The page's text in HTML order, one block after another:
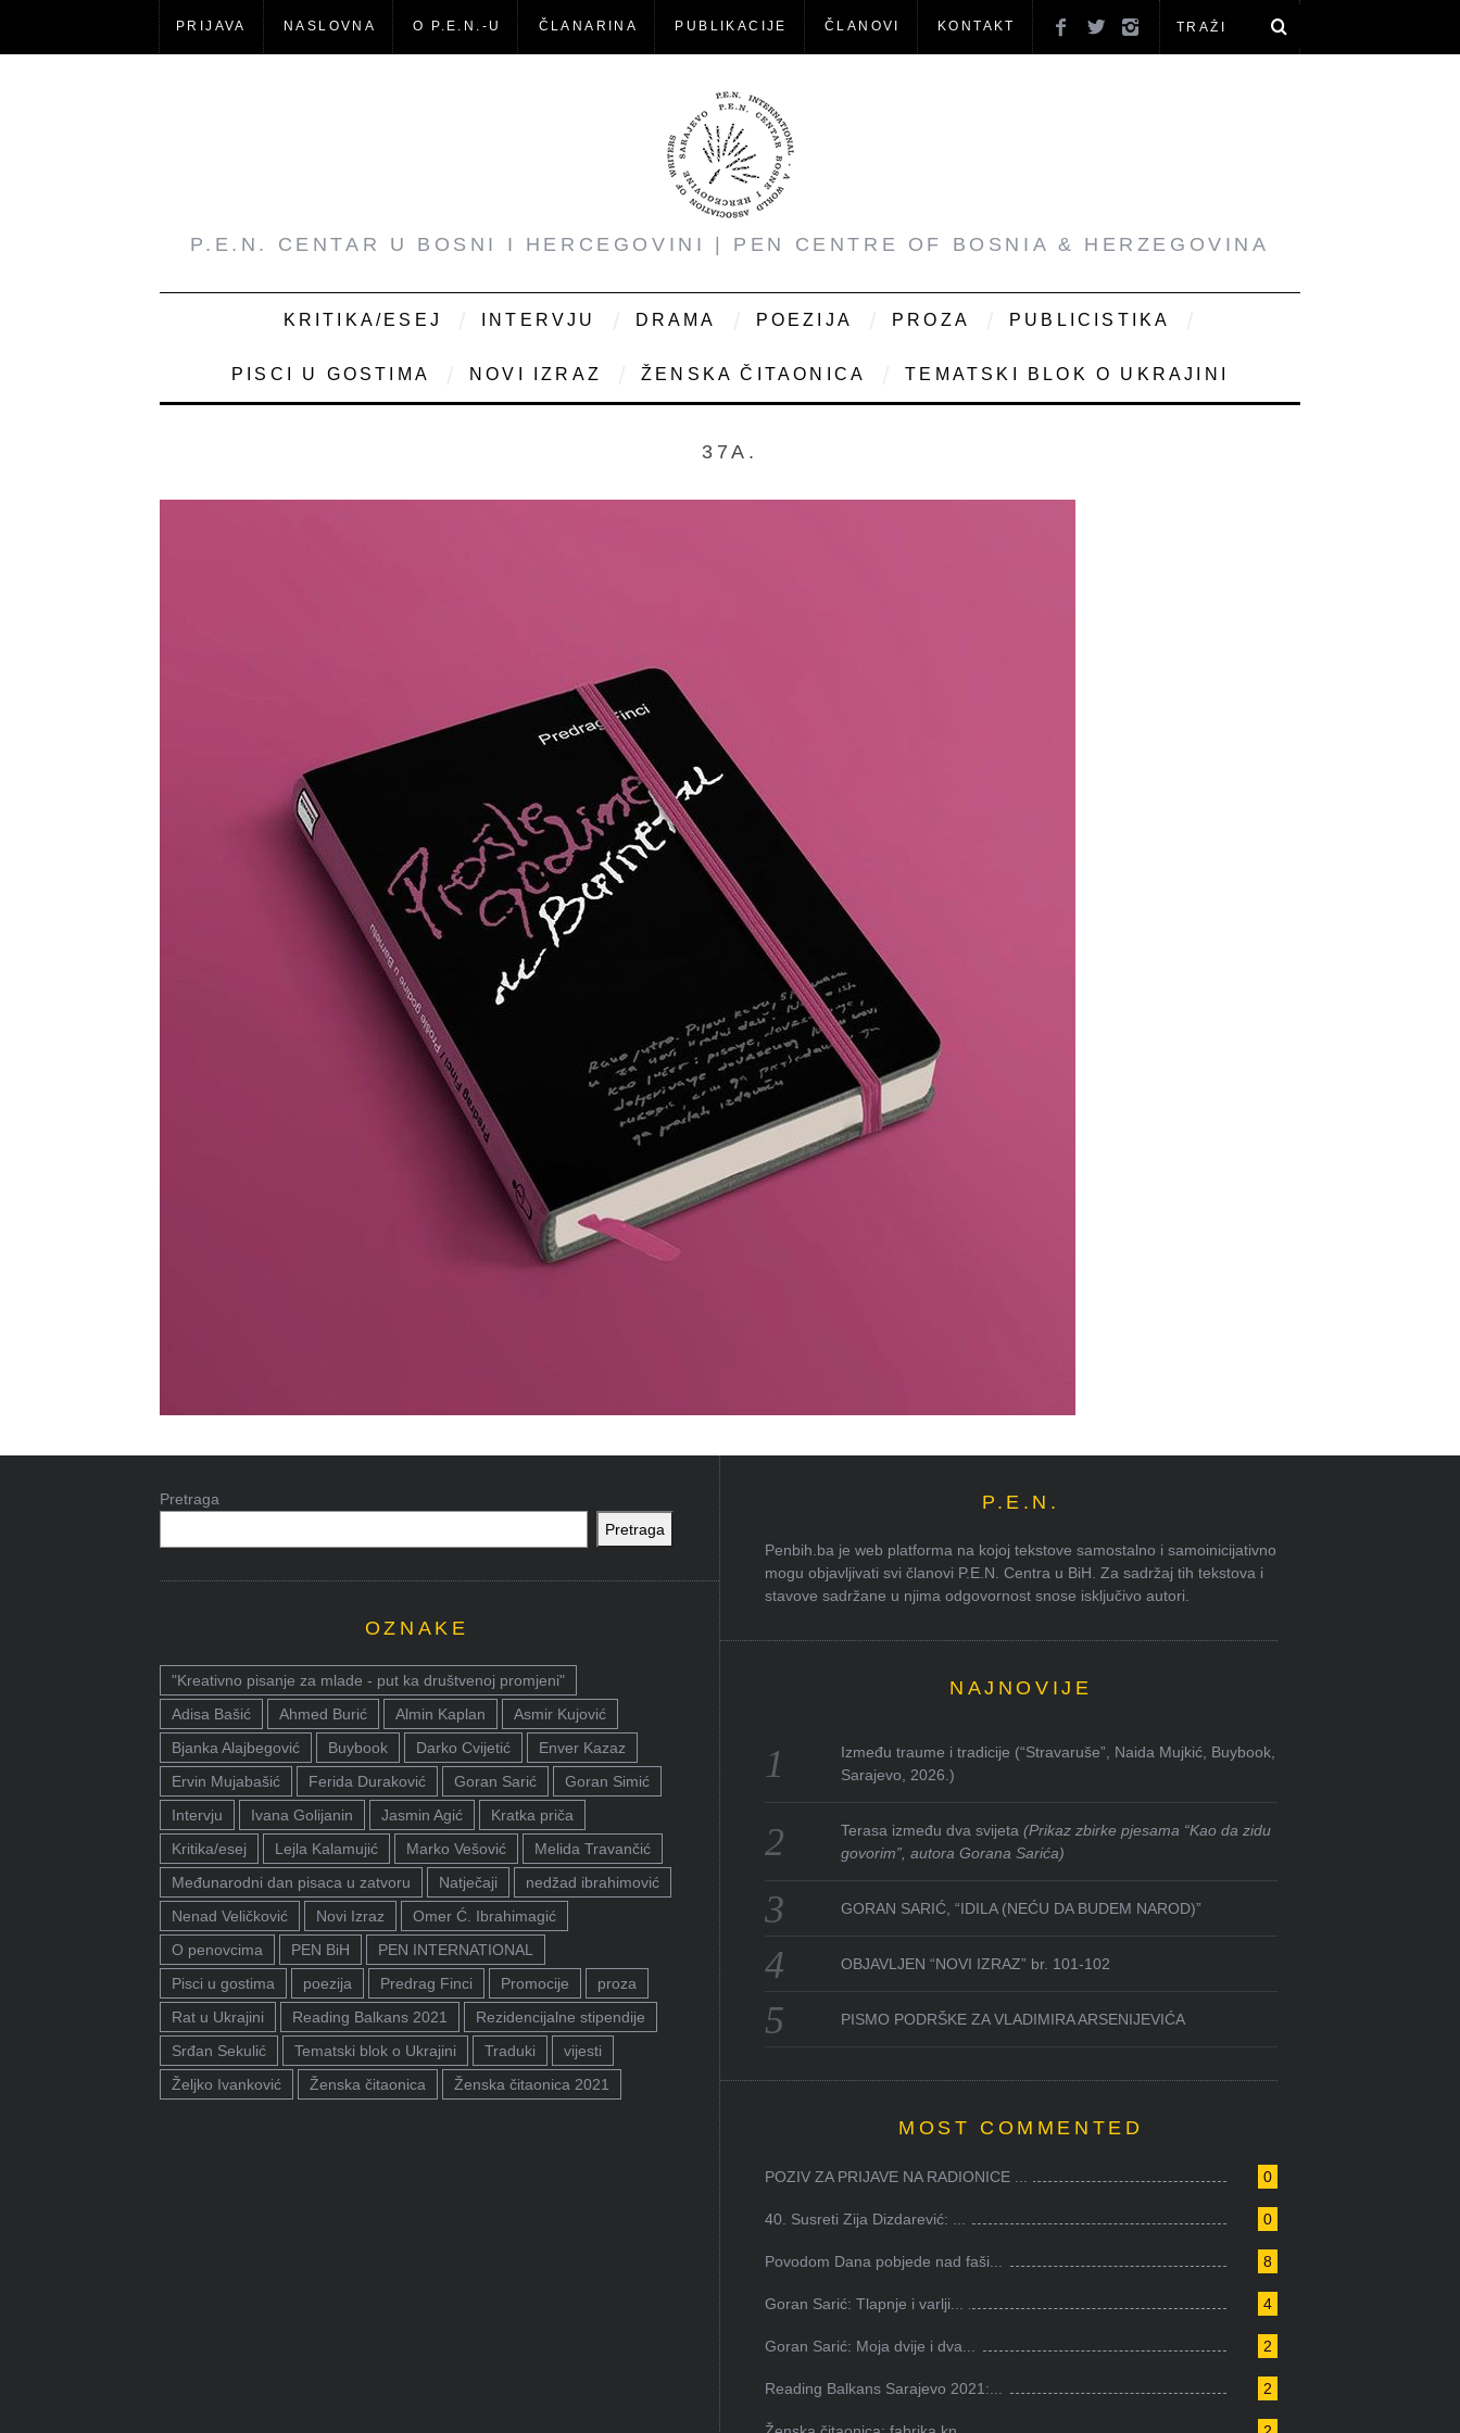
PRIJAVA NASLOVNA O P.E.N.-U ČLANARINA PUBLIKACIJE ČLANOVI KONTAKT
P.E.N. CENTAR U BOSNI I HERCEGOVINI | PEN CENTRE OF BOSNIA & HERZEGOVINA
KRITIKA/ESEJ INTERVJU DRAMA POEZIJA PROZA PUBLICISTIKA
PISCI U GOSTIMA NOVI IZRAZ ŽENSKA ČITAONICA TEMATSKI BLOK O UKRAJINI
37A.
Pretraga
Pretraga
OZNAKE
"Kreativno pisanje za mlade - put ka društvenoj promjeni"
Adisa Bašić
Ahmed Burić Almin Kaplan
Asmir Kujović
Bjanka Alajbegović
Buybook Darko Cvijetić
Enver Kazaz
Ervin Mujabašić
Ferida Duraković Goran Sarić
Goran Simić
Intervju
Ivana Golijanin Jasmin Agić
Kratka priča
Kritika/esej
Lejla Kalamujić Marko Vešović
Melida Travančić
Međunarodni dan pisaca u zatvoru
Natječaji
nedžad ibrahimović
Nenad Veličković
Novi Izraz
Omer Ć. Ibrahimagić
O penovcima
PEN BiH
PEN INTERNATIONAL
Pisci u gostima
poezija Predrag Finci Promocije
proza
Rat u Ukrajini
Reading Balkans 2021
Rezidencijalne stipendije
Srđan Sekulić
Tematski blok o Ukrajini Traduki
vijesti
Željko Ivanković
Ženska čitaonica Ženska čitaonica 2021
P.E.N.
Penbih.ba je web platforma na kojoj tekstove samostalno i samoinicijativno
mogu objavljivati svi članovi P.E.N. Centra u BiH. Za sadržaj tih tekstova i
stavove sadržane u njima odgovornost snose isključivo autori.
NAJNOVIJE
Između traume i tradicije (“Stravaruše”, Naida Mujkić, Buybook,
Sarajevo, 2026.)
Terasa između dva svijeta(Prikaz zbirke pjesama “Kao da zidu
govorim”, autora Gorana Sarića)
GORAN SARIĆ, “IDILA (NEĆU DA BUDEM NAROD)”
OBJAVLJEN “NOVI IZRAZ” br. 101-102
PISMO PODRŠKE ZA VLADIMIRA ARSENIJEVIĆA
MOST COMMENTED
0
POZIV ZA PRIJAVE NA RADIONICE ...
0
40. Susreti Zija Dizdarević: ...
8
Povodom Dana pobjede nad faši...
4
Goran Sarić: Tlapnje i varlji...
2
Goran Sarić: Moja dvije i dva...
2
Reading Balkans Sarajevo 2021:...